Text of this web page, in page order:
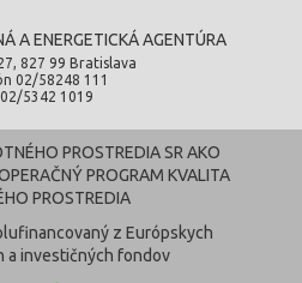
A ENERGETICKÁ AGENTÚRA
827 99 Bratislava
02/58248 111
02/5342 1019
PROSTREDIA SR AKO
PROGRAM KVALITA
PROSTREDIA
z Európskych
a investičných fondov